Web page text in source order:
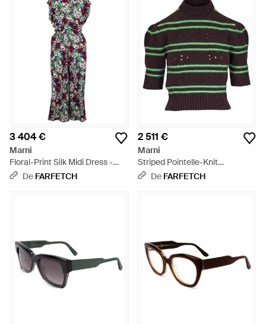
3 404 €
Marni
Floral-Print Silk Midi Dress -
Blanc
De FARFETCH
2 511 €
Marni
Striped Pointelle-Knit
Cashmere Sweater - Vert
De FARFETCH